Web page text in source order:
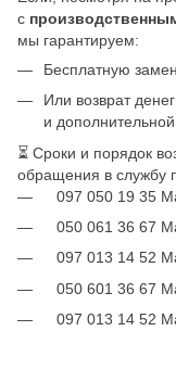
с
мы гарантируем:
Бесплатную
Или возврат
и
⏳ Сроки и порядок
обращения в службу
097 050 19 35
050 061 36 67
097 013 14 52
050 601 36 67
097 013 14 52